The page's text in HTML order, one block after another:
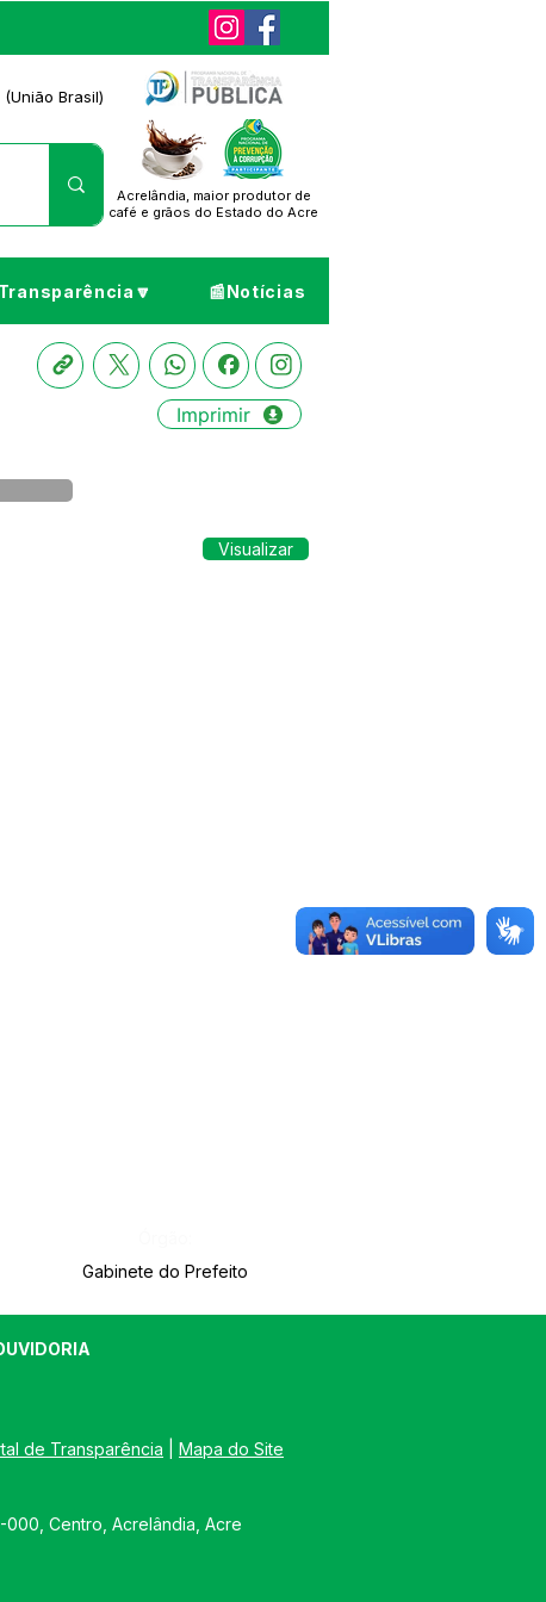
Brasil)
Acrelândia, maior produtor de
café e grãos do Estado do Acre
Transparência🔽 📰Notícias
Imprimir
Visualizar
Gabinete do Prefeito
de Transparência Mapa do Site
000, Centro, Acrelândia, Acre